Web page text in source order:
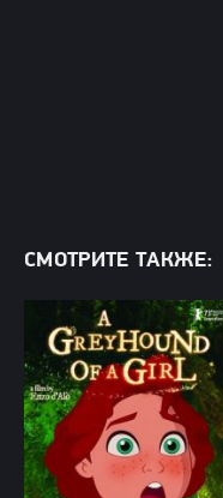
СМОТРИТЕ ТАКЖЕ: